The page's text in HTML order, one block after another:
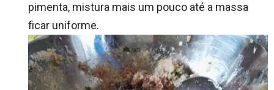
pimenta, mistura mais um pouco até a massa
ficar uniforme.